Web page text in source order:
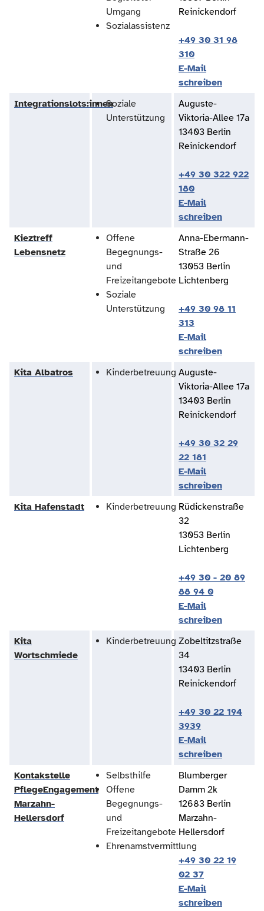
Umgang
Sozialassistenz
Reinickendorf
+49 30 31 98
310
E-Mail
schreiben
Integrationslots:innenSoziale
Unterstützung
Auguste-
Viktoria-Allee 17a
13403 Berlin
Reinickendorf
+49 30 322 922
180
E-Mail
schreiben
Kieztreff
Lebensnetz
Offene
Begegnungs-
und
Freizeitangebote
Soziale
Unterstützung
Anna-Ebermann-
Straße 26
13053 Berlin
Lichtenberg
+49 30 98 11
313
E-Mail
schreiben
Kita Albatros
Kinderbetreuung Auguste-
Viktoria-Allee 17a
13403 Berlin
Reinickendorf
+49 30 32 29
22 181
E-Mail
schreiben
Kita Hafenstadt
Kinderbetreuung Rüdickenstraße
32
13053 Berlin
Lichtenberg
+49 30 - 20 89
88 94 0
E-Mail
schreiben
Kita
Wortschmiede
Kinderbetreuung Zobeltitzstraße
34
13403 Berlin
Reinickendorf
+49 30 22 194
3939
E-Mail
schreiben
Kontakstelle
PflegeEngagement
Marzahn-
Hellersdorf
Selbsthilfe
Offene
Begegnungs-
und
Freizeitangebote
Ehrenamstvermittlung
Blumberger
Damm 2k
12683 Berlin
Marzahn-
Hellersdorf
+49 30 22 19
02 37
E-Mail
schreiben